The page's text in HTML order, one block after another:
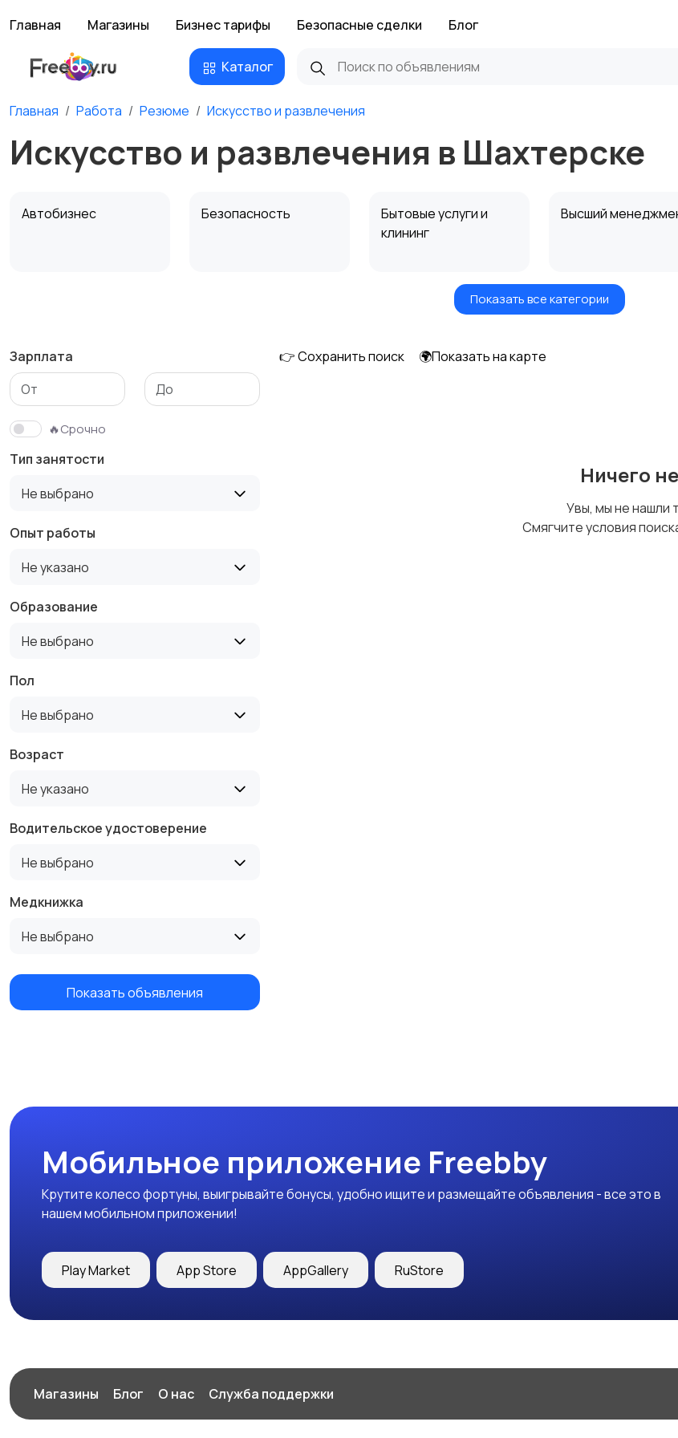
Главная Магазины Бизнес тарифы Безопасные сделки Блог
Каталог
Главная Работа Резюме Искусство и развлечения
Искусство и развлечения в Шахтерске
Автобизнес Безопасность
Бытовые услуги и
клининг
Высший
Информационные
Искусство и
Медицина Начало карьеры
Производство
Рестораны и
Показать все категории
Зарплата
🔥Срочно
Тип занятости
Не выбрано
Опыт работы
Не указано
Образование
Не выбрано
Пол
Не выбрано
Возраст
Не указано
Водительское удостоверение
Не выбрано
Медкнижка
Не выбрано
Показать объявления
👉 Сохранить поиск 🌍Показать на карте
Ничего
Увы, мы не нашли
Смягчите условия
Мобильное приложение Freebby
Крутите колесо фортуны, выигрывайте бонусы, удобно ищите и размещайте объявления - все это в
нашем мобильном приложении!
Play Market App Store AppGallery RuStore
Магазины Блог О нас Служба поддержки